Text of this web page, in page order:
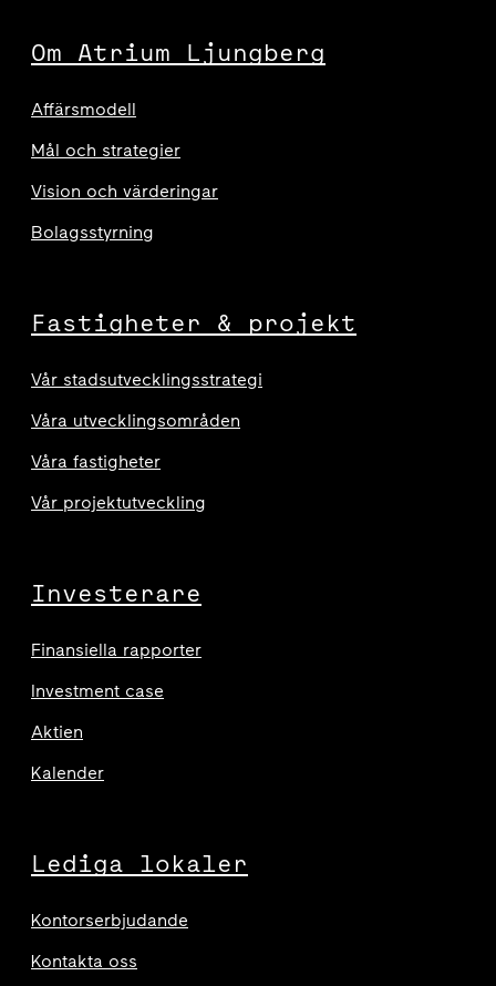
Om Atrium Ljungberg
Affärsmodell
Mål och strategier
Vision och värderingar
Bolagsstyrning
Fastigheter & projekt
Vår stadsutvecklingsstrategi
Våra utvecklingsområden
Våra fastigheter
Vår projektutveckling
Investerare
Finansiella rapporter
Investment case
Aktien
Kalender
Lediga lokaler
Kontorserbjudande
Kontakta oss